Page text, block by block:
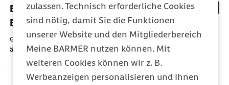
zulassen. Technisch erforderliche Cookies
sind nötig, damit Sie die Funktionen
unserer Website und den Mitgliederbereich
Meine BARMER nutzen können. Mit
weiteren Cookies können wir z. B.
Werbeanzeigen personalisieren und Ihnen
Einsichtsrecht in medizinische
Behandlungsunterlagen
Grundsätzlich haben Sie das Recht, die über Sie geführte
ärztliche Dokumentation einzusehen.